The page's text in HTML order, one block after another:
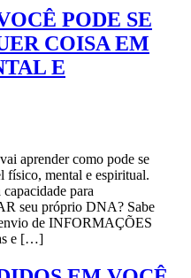
PODE SE
COISA EM
E
aprender como pode se
mental e espiritual.
para
seu próprio DNA? Sabe
de INFORMAÇÕES
e […]